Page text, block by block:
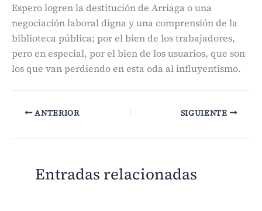
Espero logren la destitución de Arriaga o una
negociación laboral digna y una comprensión de la
biblioteca pública; por el bien de los trabajadores,
pero en especial, por el bien de los usuarios, que son
los que van perdiendo en esta oda al influyentismo.
ANTERIOR SIGUIENTE
Entradas relacionadas